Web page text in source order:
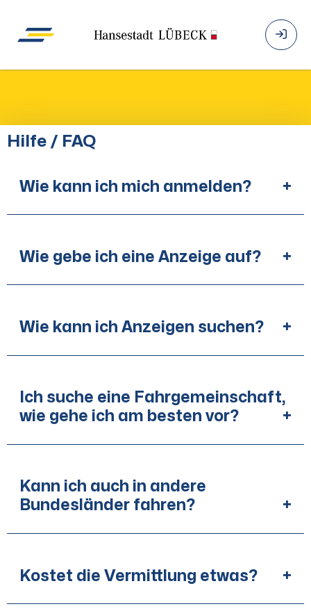
Hilfe / FAQ
Wie kann ich mich anmelden? +
Wie gebe ich eine Anzeige auf? +
Wie kann ich Anzeigen suchen? +
Ich suche eine Fahrgemeinschaft,
wie gehe ich am besten vor?
+
Kann ich auch in andere
Bundesländer fahren?
+
Kostet die Vermittlung etwas? +